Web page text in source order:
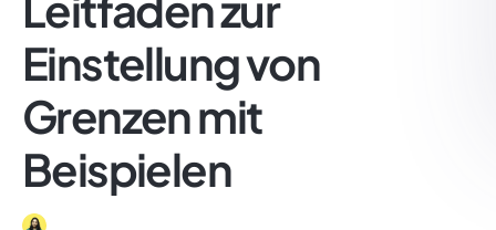
Einstellung von
Grenzen mit
Beispielen